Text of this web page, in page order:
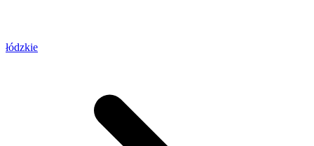
łódzkie